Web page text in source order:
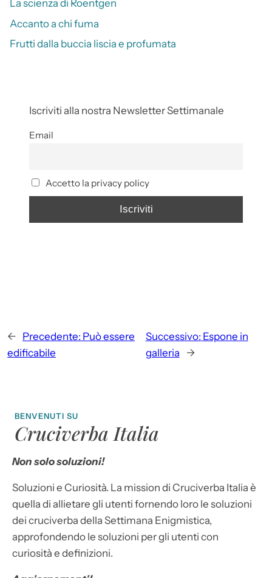
La scienza di Roentgen
Accanto a chi fuma
Frutti dalla buccia liscia e profumata
Iscriviti alla nostra Newsletter Settimanale
Email
Accetto la privacy policy
← Precedente: Può essere
edificabile
Successivo: Espone in
galleria
→
BENVENUTI SU
Cruciverba Italia
Non solo soluzioni!
Soluzioni e Curiosità. La mission di Cruciverba Italia è
quella di allietare gli utenti fornendo loro le soluzioni
dei cruciverba della Settimana Enigmistica,
approfondendo le soluzioni per gli utenti con
curiosità e definizioni.